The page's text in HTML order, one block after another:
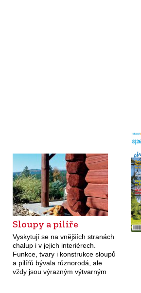
Sloupy a pilíře
Vyskytují se na vnějších stranách
chalup i v jejich interiérech.
Funkce, tvary i konstrukce sloupů
a pilířů bývala různorodá, ale
vždy jsou výrazným výtvarným